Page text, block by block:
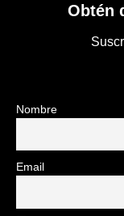
Obtén
Nombre
Email